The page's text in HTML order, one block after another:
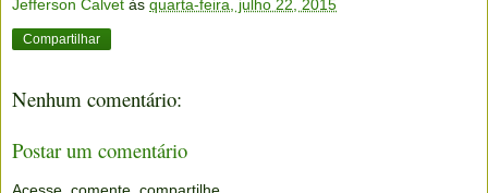
Jefferson Calvet às quarta-feira, julho 22, 2015
Compartilhar
Nenhum comentário:
Postar um comentário